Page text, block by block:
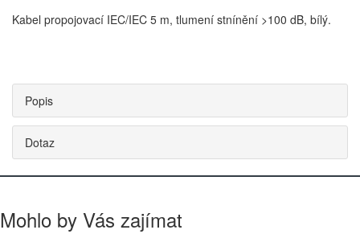
Kabel propojovací IEC/IEC 5 m, tlumení stnínění >100 dB, bílý.
Popis
Dotaz
Mohlo by Vás zajímat